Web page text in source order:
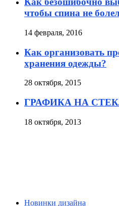
чтобы спина не
14 февраля, 2016
Как организовать
хранения одежды?
28 октября, 2015
ГРАФИКА НА
18 октября, 2013
Новинки дизайна